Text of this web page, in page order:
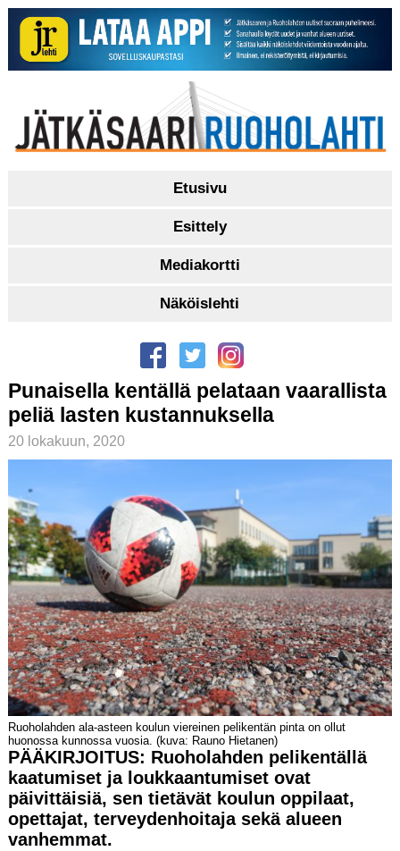
Etusivu
Esittely
Mediakortti
Näköislehti
Punaisella kentällä pelataan vaarallista
peliä lasten kustannuksella
20 lokakuun, 2020
Ruoholahden ala-asteen koulun viereinen pelikentän pinta on ollut
huonossa kunnossa vuosia. (kuva: Rauno Hietanen)
PÄÄKIRJOITUS: Ruoholahden pelikentällä
kaatumiset ja loukkaantumiset ovat
päivittäisiä, sen tietävät koulun oppilaat,
opettajat, terveydenhoitaja sekä alueen
vanhemmat.